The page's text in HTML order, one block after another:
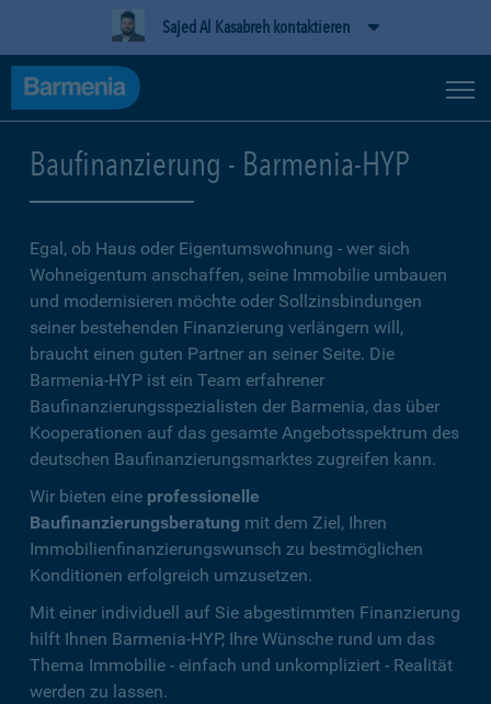
Sajed Al Kasabreh kontaktieren
Baufinanzierung - Barmenia-HYP
Egal, ob Haus oder Eigentumswohnung - wer sich
Wohneigentum anschaffen, seine Immobilie umbauen
und modernisieren möchte oder Sollzinsbindungen
seiner bestehenden Finanzierung verlängern will,
braucht einen guten Partner an seiner Seite. Die
Barmenia-HYP ist ein Team erfahrener
Baufinanzierungsspezialisten der Barmenia, das über
Kooperationen auf das gesamte Angebotsspektrum des
deutschen Baufinanzierungsmarktes zugreifen kann.
Wir bieten eine professionelle
Baufinanzierungsberatung mit dem Ziel, Ihren
Immobilienfinanzierungswunsch zu bestmöglichen
Konditionen erfolgreich umzusetzen.
Mit einer individuell auf Sie abgestimmten Finanzierung
hilft Ihnen Barmenia-HYP, Ihre Wünsche rund um das
Thema Immobilie - einfach und unkompliziert - Realität
werden zu lassen.